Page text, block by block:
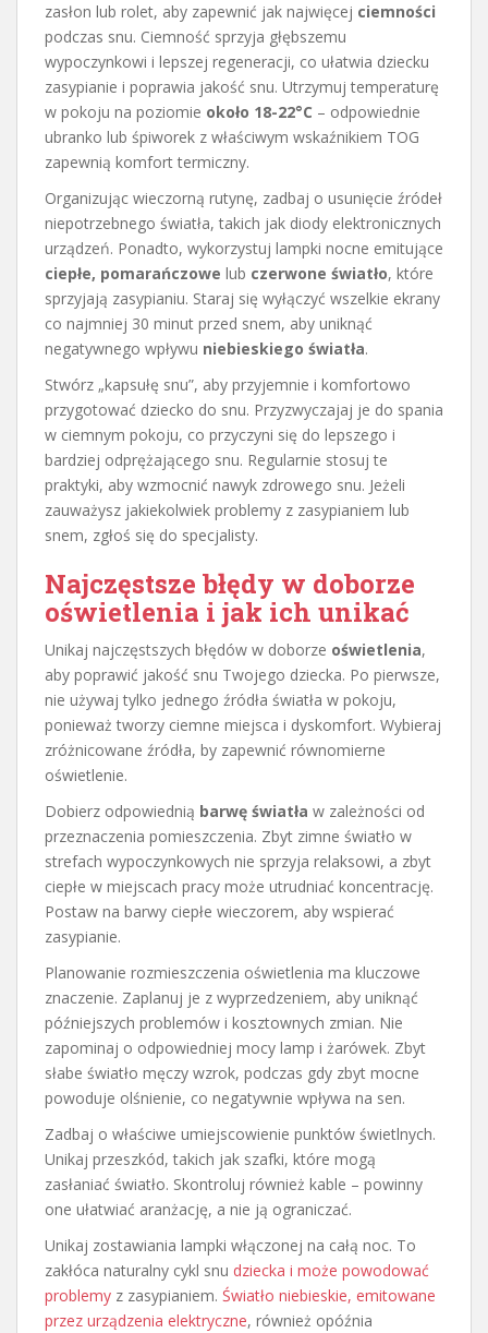
zasłon lub rolet, aby zapewnić jak najwięcej ciemności
podczas snu. Ciemność sprzyja głębszemu
wypoczynkowi i lepszej regeneracji, co ułatwia dziecku
zasypianie i poprawia jakość snu. Utrzymuj temperaturę
w pokoju na poziomie około 18-22°C – odpowiednie
ubranko lub śpiworek z właściwym wskaźnikiem TOG
zapewnią komfort termiczny.
Organizując wieczorną rutynę, zadbaj o usunięcie źródeł
niepotrzebnego światła, takich jak diody elektronicznych
urządzeń. Ponadto, wykorzystuj lampki nocne emitujące
ciepłe, pomarańczowe lub czerwone światło, które
sprzyjają zasypianiu. Staraj się wyłączyć wszelkie ekrany
co najmniej 30 minut przed snem, aby uniknąć
negatywnego wpływu niebieskiego światła.
Stwórz „kapsułę snu”, aby przyjemnie i komfortowo
przygotować dziecko do snu. Przyzwyczajaj je do spania
w ciemnym pokoju, co przyczyni się do lepszego i
bardziej odprężającego snu. Regularnie stosuj te
praktyki, aby wzmocnić nawyk zdrowego snu. Jeżeli
zauważysz jakiekolwiek problemy z zasypianiem lub
snem, zgłoś się do specjalisty.
Najczęstsze błędy w doborze
oświetlenia i jak ich unikać
Unikaj najczęstszych błędów w doborze oświetlenia,
aby poprawić jakość snu Twojego dziecka. Po pierwsze,
nie używaj tylko jednego źródła światła w pokoju,
ponieważ tworzy ciemne miejsca i dyskomfort. Wybieraj
zróżnicowane źródła, by zapewnić równomierne
oświetlenie.
Dobierz odpowiednią barwę światła w zależności od
przeznaczenia pomieszczenia. Zbyt zimne światło w
strefach wypoczynkowych nie sprzyja relaksowi, a zbyt
ciepłe w miejscach pracy może utrudniać koncentrację.
Postaw na barwy ciepłe wieczorem, aby wspierać
zasypianie.
Planowanie rozmieszczenia oświetlenia ma kluczowe
znaczenie. Zaplanuj je z wyprzedzeniem, aby uniknąć
późniejszych problemów i kosztownych zmian. Nie
zapominaj o odpowiedniej mocy lamp i żarówek. Zbyt
słabe światło męczy wzrok, podczas gdy zbyt mocne
powoduje olśnienie, co negatywnie wpływa na sen.
Zadbaj o właściwe umiejscowienie punktów świetlnych.
Unikaj przeszkód, takich jak szafki, które mogą
zasłaniać światło. Skontroluj również kable – powinny
one ułatwiać aranżację, a nie ją ograniczać.
Unikaj zostawiania lampki włączonej na całą noc. To
zakłóca naturalny cykl snu dziecka i może powodować
problemy z zasypianiem. Światło niebieskie, emitowane
przez urządzenia elektryczne, również opóźnia